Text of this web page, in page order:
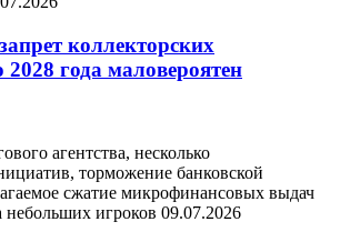
коллекторских
2028 года маловероятен
агентства, несколько
торможение банковской
сжатие микрофинансовых выдач
небольших игроков 09.07.2026